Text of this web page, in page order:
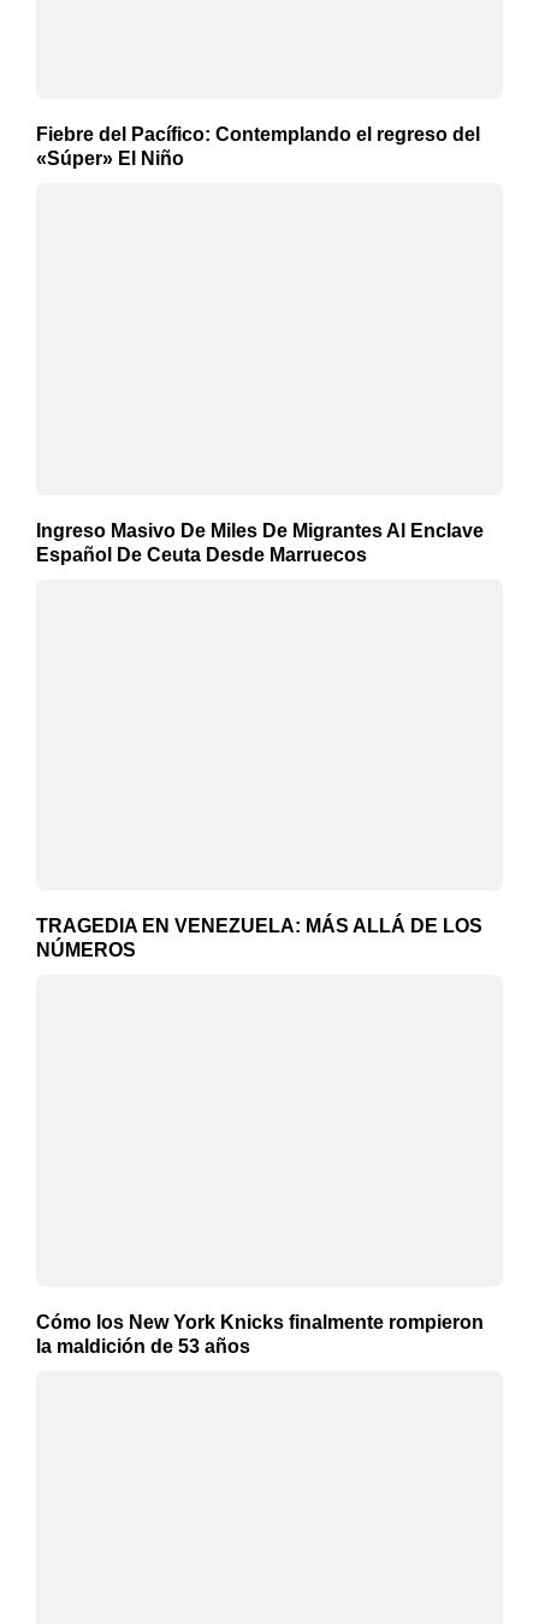
Fiebre del Pacífico: Contemplando el regreso del
«Súper» El Niño
Ingreso Masivo De Miles De Migrantes Al Enclave
Español De Ceuta Desde Marruecos
TRAGEDIA EN VENEZUELA: MÁS ALLÁ DE LOS
NÚMEROS
Cómo los New York Knicks finalmente rompieron
la maldición de 53 años